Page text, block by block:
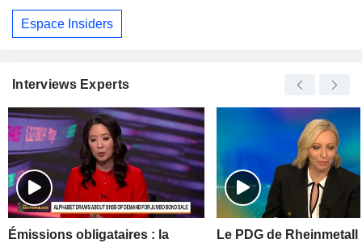
Espace Insiders
Interviews Experts
Émissions obligataires : la
Le PDG de